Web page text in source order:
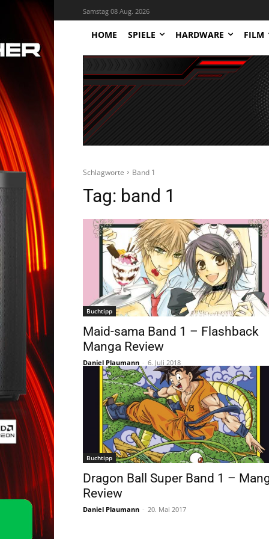
Samstag 08 Aug. 2026
HOME SPIELE HARDWARE FILM
Schlagworte Band 1
Tag: band 1
Buchtipp
Maid-sama Band 1 – Flashback
Manga Review
Daniel Plaumann - 6. Juli 2018
Buchtipp
Dragon Ball Super Band 1 –
Review
Daniel Plaumann - 20. Mai 2017